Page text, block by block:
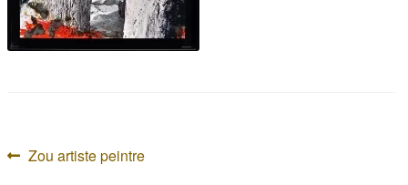
Navigation
Article
Zou artiste peintre